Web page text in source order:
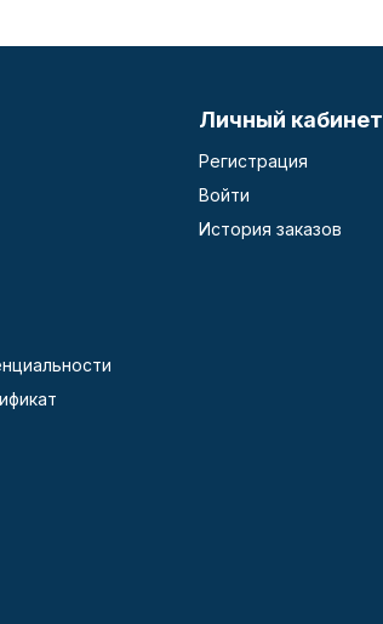
Личный кабинет
Регистрация
Войти
История заказов